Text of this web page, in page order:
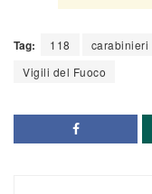
Tag: 118 carabinieri
Vigili del Fuoco